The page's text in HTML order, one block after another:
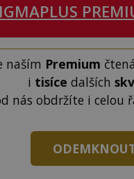
naším Premium
i tisíce dalších
nás obdržíte i celou